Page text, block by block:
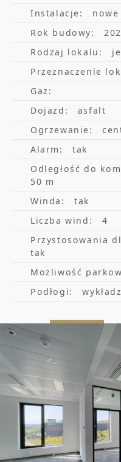
grzejniki
uchylne okna
oświetlenie w
rolety okienne
podłogi
zapewniające
sufity
szybkie łącze
Warunki najmu:
czynsz 15,50
opłata
współczynnik
media według
możliwość
najemców, tj.
budżet na fit-
Zapraszam po
prezentację
Instalacje:
nowe
Rok budowy:
Rodzaj lokalu:
Przeznaczenie
Gaz:
Dojazd:
asfalt
Ogrzewanie:
Alarm:
tak
Odległość do
50 m
Winda:
tak
Liczba wind:
4
Przystosowania
tak
Możliwość
Podłogi: